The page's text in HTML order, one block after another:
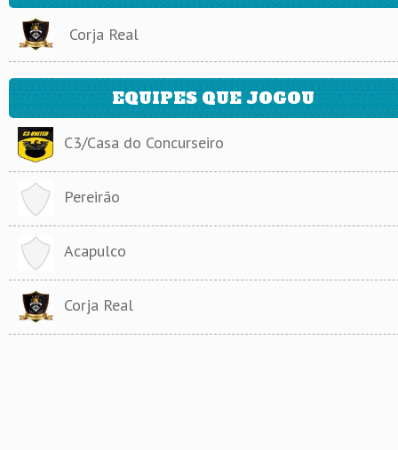
Corja Real
EQUIPES QUE JOGOU
C3/Casa do Concurseiro
Pereirão
Acapulco
Corja Real